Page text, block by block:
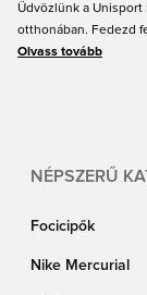
Üdvözlünk a
otthonában. Fedezd
állítottunk össze a
Olvass tovább
NÉPSZERŰ
Focicipők
Nike Mercurial